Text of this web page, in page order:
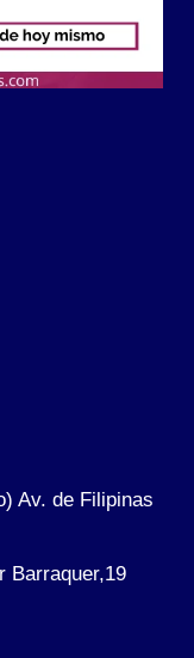
Av. de Filipinas
Barraquer,19